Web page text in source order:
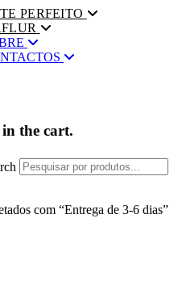
PERFEITO
the cart.
com “Entrega de 3-6 dias”